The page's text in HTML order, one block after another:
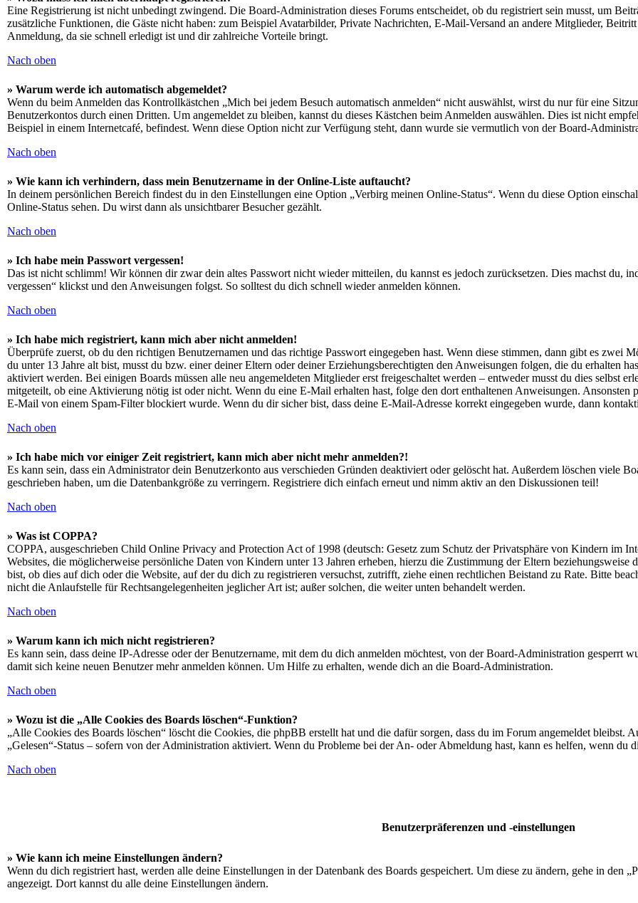
Eine Registrierung ist nicht unbedingt zwingend. Die Board-Administration dieses Forums entscheidet, ob du registriert sein musst, um
zusätzliche Funktionen, die Gäste nicht haben: zum Beispiel Avatarbilder, Private Nachrichten, E-Mail-Versand an andere Mitglieder,
Anmeldung, da sie schnell erledigt ist und dir zahlreiche Vorteile bringt.
Nach oben
» Warum werde ich automatisch abgemeldet?
Wenn du beim Anmelden das Kontrollkästchen „Mich bei jedem Besuch automatisch anmelden“ nicht auswählst, wirst du nur für eine
Benutzerkontos durch einen Dritten. Um angemeldet zu bleiben, kannst du dieses Kästchen beim Anmelden auswählen. Dies ist nicht
Beispiel in einem Internetcafé, befindest. Wenn diese Option nicht zur Verfügung steht, dann wurde sie vermutlich von der Board-
Nach oben
» Wie kann ich verhindern, dass mein Benutzername in der Online-Liste auftaucht?
In deinem persönlichen Bereich findest du in den Einstellungen eine Option „Verbirg meinen Online-Status“. Wenn du diese Option
Online-Status sehen. Du wirst dann als unsichtbarer Besucher gezählt.
Nach oben
» Ich habe mein Passwort vergessen!
Das ist nicht schlimm! Wir können dir zwar dein altes Passwort nicht wieder mitteilen, du kannst es jedoch zurücksetzen. Dies machst du,
vergessen“ klickst und den Anweisungen folgst. So solltest du dich schnell wieder anmelden können.
Nach oben
» Ich habe mich registriert, kann mich aber nicht anmelden!
Überprüfe zuerst, ob du den richtigen Benutzernamen und das richtige Passwort eingegeben hast. Wenn diese stimmen, dann gibt es zwei
du unter 13 Jahre alt bist, musst du bzw. einer deiner Eltern oder deiner Erziehungsberechtigten den Anweisungen folgen, die du erhalten
aktiviert werden. Bei einigen Boards müssen alle neu angemeldeten Mitglieder erst freigeschaltet werden – entweder musst du dies selbst
mitgeteilt, ob eine Aktivierung nötig ist oder nicht. Wenn du eine E-Mail erhalten hast, folge den dort enthaltenen Anweisungen.
E-Mail von einem Spam-Filter blockiert wurde. Wenn du dir sicher bist, dass deine E-Mail-Adresse korrekt eingegeben wurde, dann
Nach oben
» Ich habe mich vor einiger Zeit registriert, kann mich aber nicht mehr anmelden?!
Es kann sein, dass ein Administrator dein Benutzerkonto aus verschieden Gründen deaktiviert oder gelöscht hat. Außerdem löschen viele
geschrieben haben, um die Datenbankgröße zu verringern. Registriere dich einfach erneut und nimm aktiv an den Diskussionen teil!
Nach oben
» Was ist COPPA?
COPPA, ausgeschrieben Child Online Privacy and Protection Act of 1998 (deutsch: Gesetz zum Schutz der Privatsphäre von Kindern im
Websites, die möglicherweise persönliche Daten von Kindern unter 13 Jahren erheben, hierzu die Zustimmung der Eltern beziehungsweise
bist, ob dies auf dich oder die Website, auf der du dich zu registrieren versuchst, zutrifft, ziehe einen rechtlichen Beistand zu Rate. Bitte
nicht die Anlaufstelle für Rechtsangelegenheiten jeglicher Art ist; außer solchen, die weiter unten behandelt werden.
Nach oben
» Warum kann ich mich nicht registrieren?
Es kann sein, dass deine IP-Adresse oder der Benutzername, mit dem du dich anmelden möchtest, von der Board-Administration gesperrt
damit sich keine neuen Benutzer mehr anmelden können. Um Hilfe zu erhalten, wende dich an die Board-Administration.
Nach oben
» Wozu ist die „Alle Cookies des Boards löschen“-Funktion?
„Alle Cookies des Boards löschen“ löscht die Cookies, die phpBB erstellt hat und die dafür sorgen, dass du im Forum angemeldet bleibst.
„Gelesen“-Status – sofern von der Administration aktiviert. Wenn du Probleme bei der An- oder Abmeldung hast, kann es helfen, wenn du
Nach oben
Benutzerpräferenzen und -einstellungen
» Wie kann ich meine Einstellungen ändern?
Wenn du dich registriert hast, werden alle deine Einstellungen in der Datenbank des Boards gespeichert. Um diese zu ändern, gehe in den
angezeigt. Dort kannst du alle deine Einstellungen ändern.